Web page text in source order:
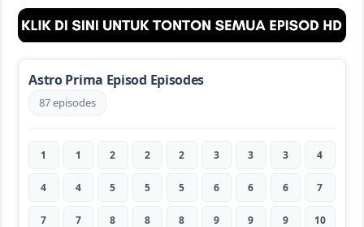
Astro Prima Episod Episodes
87 episodes
1 1 2 2 2 3 3 3 4
4 4 5 5 5 6 6 6 7
7 7 8 8 8 9 9 9 10